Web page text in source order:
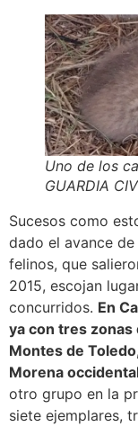
Uno de los
GUARDIA
Sucesos como
dado el avance
felinos, que
2015, escojan
concurridos. En
ya con tres
Montes de
Morena
otro grupo en la
siete ejemplares,